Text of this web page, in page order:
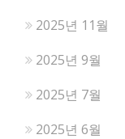
2025년 11월
2025년 9월
2025년 7월
2025년 6월